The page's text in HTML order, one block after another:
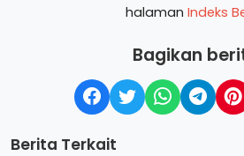
halaman Indeks
Bagikan
Berita Terkait